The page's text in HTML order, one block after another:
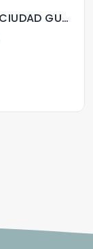
EDIFICIO EN RENTA-VENTA ZONA 5 CIUDAD GUATEMALA